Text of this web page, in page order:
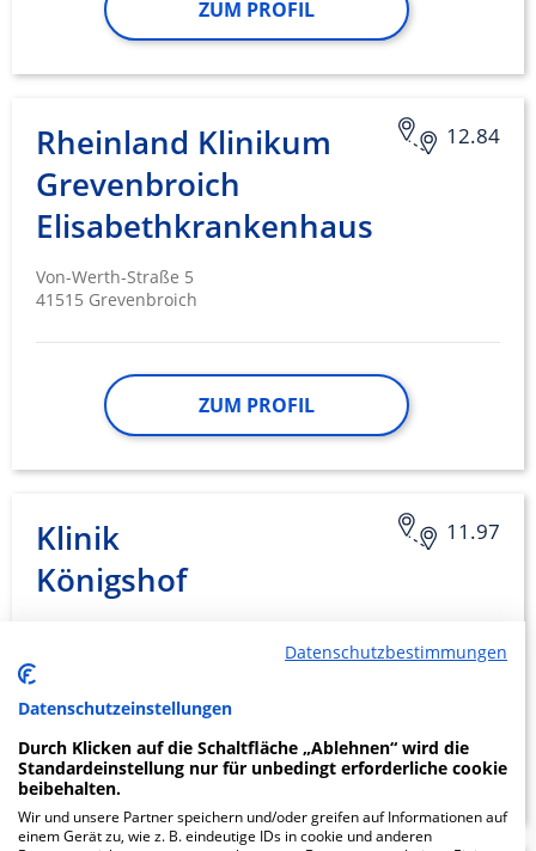
ZUM PROFIL
12.84
Rheinland Klinikum
Grevenbroich
Elisabethkrankenhaus
Von-Werth-Straße 5
41515 Grevenbroich
ZUM PROFIL
11.97
Klinik
Königshof
ZUM PROFIL
Datenschutzbestimmungen
Datenschutzeinstellungen
Durch Klicken auf die Schaltfläche „Ablehnen“ wird die
Standardeinstellung nur für unbedingt erforderliche cookie
beibehalten.
Wir und unsere Partner speichern und/oder greifen auf Informationen auf
einem Gerät zu, wie z. B. eindeutige IDs in cookie und anderen